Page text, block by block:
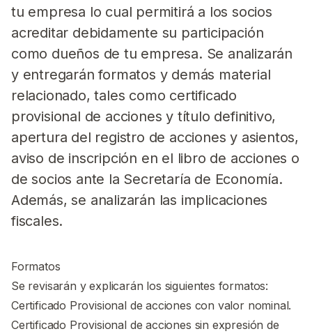
tu empresa lo cual permitirá a los socios
acreditar debidamente su participación
como dueños de tu empresa. Se analizarán
y entregarán formatos y demás material
relacionado, tales como certificado
provisional de acciones y título definitivo,
apertura del registro de acciones y asientos,
aviso de inscripción en el libro de acciones o
de socios ante la Secretaría de Economía.
Además, se analizarán las implicaciones
fiscales.
Formatos
Se revisarán y explicarán los siguientes formatos:
Certificado Provisional de acciones con valor nominal.
Certificado Provisional de acciones sin expresión de